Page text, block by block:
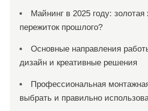
Майнинг в 2025 году:
пережиток прошлого?
Основные направления
дизайн и креативные решения
Профессиональная
выбрать и правильно